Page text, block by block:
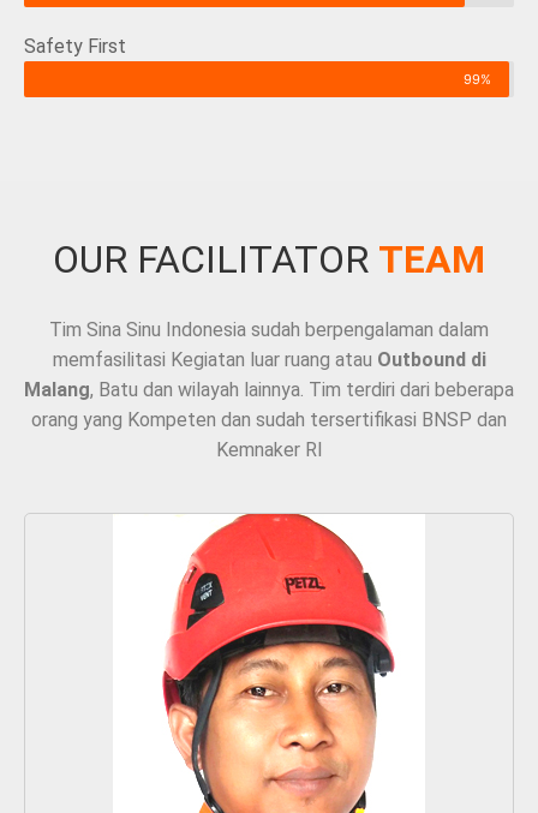
Safety First
99%
OUR FACILITATOR TEAM
Tim Sina Sinu Indonesia sudah berpengalaman dalam
memfasilitasi Kegiatan luar ruang atau Outbound di
Malang, Batu dan wilayah lainnya. Tim terdiri dari beberapa
orang yang Kompeten dan sudah tersertifikasi BNSP dan
Kemnaker RI